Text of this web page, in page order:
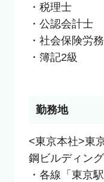
・税理士
・公認会計士
・社会保険労
・簿記2級
勤務地
<東京本社>東
鋼ビルディング
・各線「東京